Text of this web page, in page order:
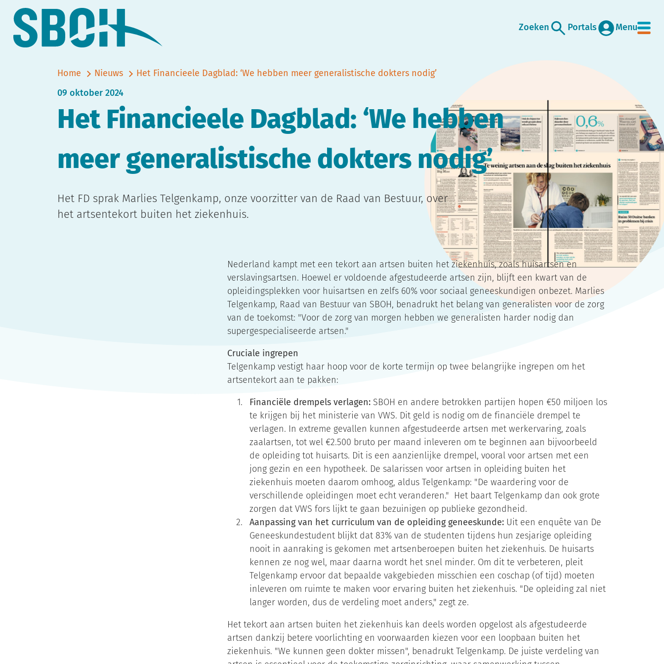
Zoeken Portals Menu
Home Nieuws Het Financieele Dagblad: ‘We hebben meer generalistische dokters nodig’
09 oktober 2024
Het Financieele Dagblad: ‘We hebben
meer generalistische dokters nodig’
Het FD sprak Marlies Telgenkamp, onze voorzitter van de Raad van Bestuur, over
het artsentekort buiten het ziekenhuis.
Nederland kampt met een tekort aan artsen buiten het ziekenhuis, zoals huisartsen en
verslavingsartsen. Hoewel er voldoende afgestudeerde artsen zijn, blijft een kwart van de
opleidingsplekken voor huisartsen en zelfs 60% voor sociaal geneeskundigen onbezet. Marlies
Telgenkamp, Raad van Bestuur van SBOH, benadrukt het belang van generalisten voor de zorg
van de toekomst: "Voor de zorg van morgen hebben we generalisten harder nodig dan
supergespecialiseerde artsen."
Cruciale ingrepen
Telgenkamp vestigt haar hoop voor de korte termijn op twee belangrijke ingrepen om het
artsentekort aan te pakken:
Financiële drempels verlagen: SBOH en andere betrokken partijen hopen €50 miljoen los
te krijgen bij het ministerie van VWS. Dit geld is nodig om de financiële drempel te
verlagen. In extreme gevallen kunnen afgestudeerde artsen met werkervaring, zoals
zaalartsen, tot wel €2.500 bruto per maand inleveren om te beginnen aan bijvoorbeeld
de opleiding tot huisarts. Dit is een aanzienlijke drempel, vooral voor artsen met een
jong gezin en een hypotheek. De salarissen voor artsen in opleiding buiten het
ziekenhuis moeten daarom omhoog, aldus Telgenkamp: "De waardering voor de
verschillende opleidingen moet echt veranderen." Het baart Telgenkamp dan ook grote
zorgen dat VWS fors lijkt te gaan bezuinigen op publieke gezondheid.
Aanpassing van het curriculum van de opleiding geneeskunde:Uit een enquête van De
Geneeskundestudent blijkt dat 83% van de studenten tijdens hun zesjarige opleiding
nooit in aanraking is gekomen met artsenberoepen buiten het ziekenhuis. De huisarts
kennen ze nog wel, maar daarna wordt het snel minder. Om dit te verbeteren, pleit
Telgenkamp ervoor dat bepaalde vakgebieden misschien een coschap (of tijd) moeten
inleveren om ruimte te maken voor ervaring buiten het ziekenhuis. "De opleiding zal niet
langer worden, dus de verdeling moet anders," zegt ze.
Het tekort aan artsen buiten het ziekenhuis kan deels worden opgelost als afgestudeerde
artsen dankzij betere voorlichting en voorwaarden kiezen voor een loopbaan buiten het
ziekenhuis. "We kunnen geen dokter missen", benadrukt Telgenkamp. De juiste verdeling van